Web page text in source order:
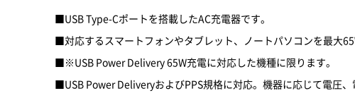
■USB Type-Cポートを搭載したAC充電器です。
■対応するスマートフォンやタブレット、ノートパソコンを最大
■※USB Power Delivery 65W充電に対応した機種に限ります。
■USB Power DeliveryおよびPPS規格に対応。機器に応じて電圧